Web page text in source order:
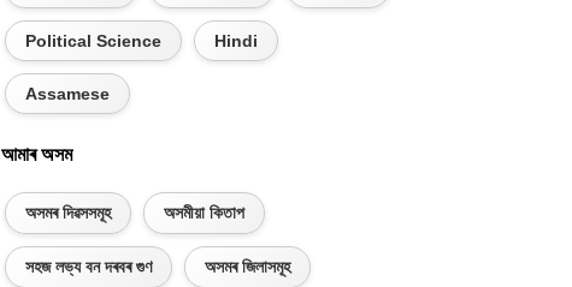
Political Science Hindi
Assamese
আমাৰ অসম
অসমৰ দিৱসসমূহ অসমীয়া কিতাপ
সহজ লভ্য বন দৰবৰ গুণ অসমৰ জিলাসমূহ